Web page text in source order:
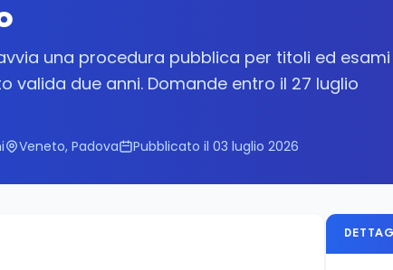
una procedura pubblica per titoli ed esami
due anni. Domande entro il 27 luglio
Veneto, Padova Pubblicato il 03 luglio 2026